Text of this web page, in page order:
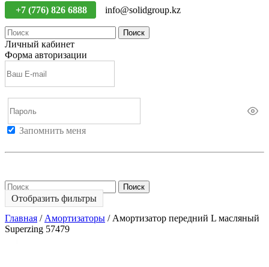
+7 (776) 826 6888 info@solidgroup.kz
Поиск
Личный кабинет
Форма авторизации
Запомнить меня
Поиск
Отобразить фильтры
Главная / Амортизаторы / Амортизатор передний L масляный
Superzing 57479